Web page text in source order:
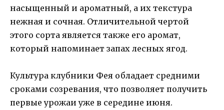
насыщенный и ароматный, а их текстура
нежная и сочная. Отличительной чертой
этого сорта является также его аромат,
который напоминает запах лесных ягод.
Культура клубники Фея обладает средними
сроками созревания, что позволяет получить
первые урожаи уже в середине июня.